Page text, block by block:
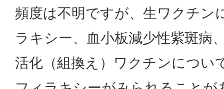
頻度は不明ですが、生ワクチン
ラキシー、血小板減少性紫斑病
活化（組換え）ワクチンについ